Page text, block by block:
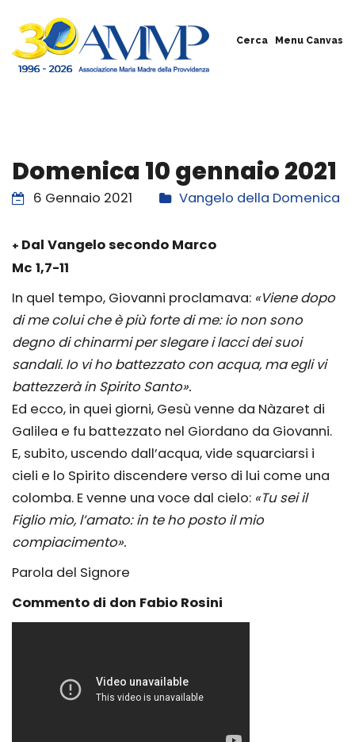
Cerca Menu Canvas
Domenica 10 gennaio 2021
6 Gennaio 2021 Vangelo della Domenica
+ Dal Vangelo secondo Marco
Mc 1,7-11
In quel tempo, Giovanni proclamava: «Viene dopo
di me colui che è più forte di me: io non sono
degno di chinarmi per slegare i lacci dei suoi
sandali. Io vi ho battezzato con acqua, ma egli vi
battezzerà in Spirito Santo».
Ed ecco, in quei giorni, Gesù venne da Nàzaret di
Galilea e fu battezzato nel Giordano da Giovanni.
E, subito, uscendo dall’acqua, vide squarciarsi i
cieli e lo Spirito discendere verso di lui come una
colomba. E venne una voce dal cielo: «Tu sei il
Figlio mio, l’amato: in te ho posto il mio
compiacimento».
Parola del Signore
Commento di don Fabio Rosini